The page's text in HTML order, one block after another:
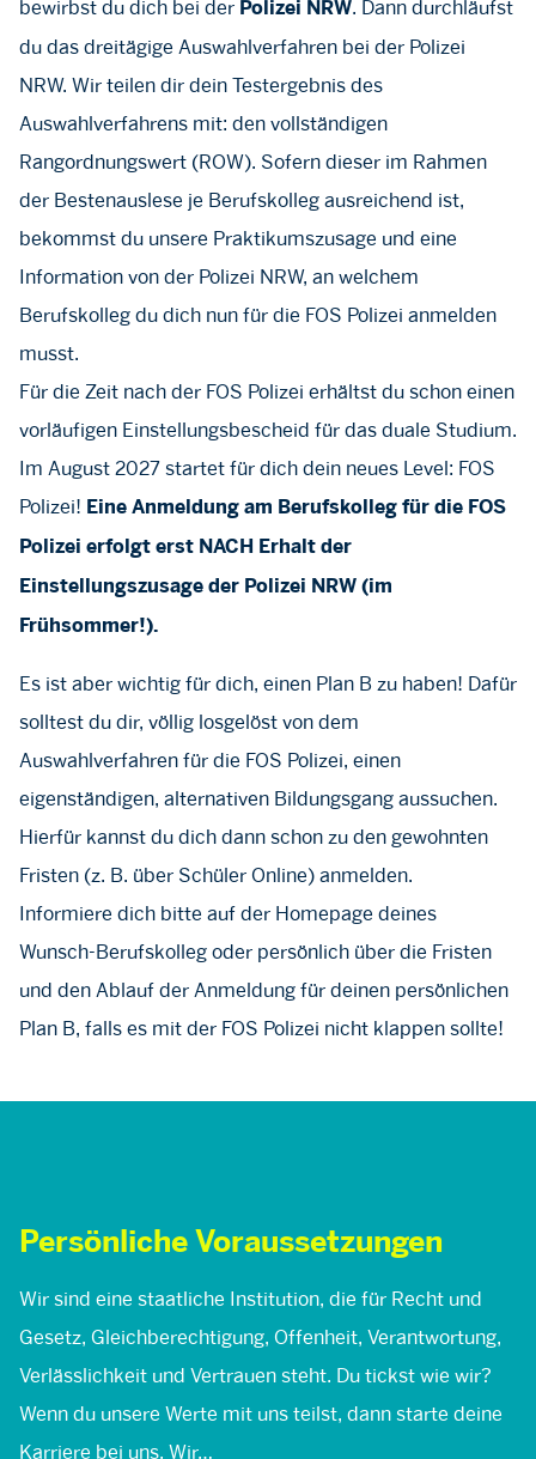
bewirbst du dich bei der Polizei NRW. Dann durchläufst
du das dreitägige Auswahlverfahren bei der Polizei
NRW. Wir teilen dir dein Testergebnis des
Auswahlverfahrens mit: den vollständigen
Rangordnungswert (ROW). Sofern dieser im Rahmen
der Bestenauslese je Berufskolleg ausreichend ist,
bekommst du unsere Praktikumszusage und eine
Information von der Polizei NRW, an welchem
Berufskolleg du dich nun für die FOS Polizei anmelden
musst.
Für die Zeit nach der FOS Polizei erhältst du schon einen
vorläufigen Einstellungsbescheid für das duale Studium.
Im August 2027 startet für dich dein neues Level: FOS
Polizei! Eine Anmeldung am Berufskolleg für die FOS
Polizei erfolgt erst NACH Erhalt der
Einstellungszusage der Polizei NRW (im
Frühsommer!).
Es ist aber wichtig für dich, einen Plan B zu haben! Dafür
solltest du dir, völlig losgelöst von dem
Auswahlverfahren für die FOS Polizei, einen
eigenständigen, alternativen Bildungsgang aussuchen.
Hierfür kannst du dich dann schon zu den gewohnten
Fristen (z. B. über Schüler Online) anmelden.
Informiere dich bitte auf der Homepage deines
Wunsch-Berufskolleg oder persönlich über die Fristen
und den Ablauf der Anmeldung für deinen persönlichen
Plan B, falls es mit der FOS Polizei nicht klappen sollte!
Persönliche Voraussetzungen
Wir sind eine staatliche Institution, die für Recht und
Gesetz, Gleichberechtigung, Offenheit, Verantwortung,
Verlässlichkeit und Vertrauen steht. Du tickst wie wir?
Wenn du unsere Werte mit uns teilst, dann starte deine
Karriere bei uns. Wir…